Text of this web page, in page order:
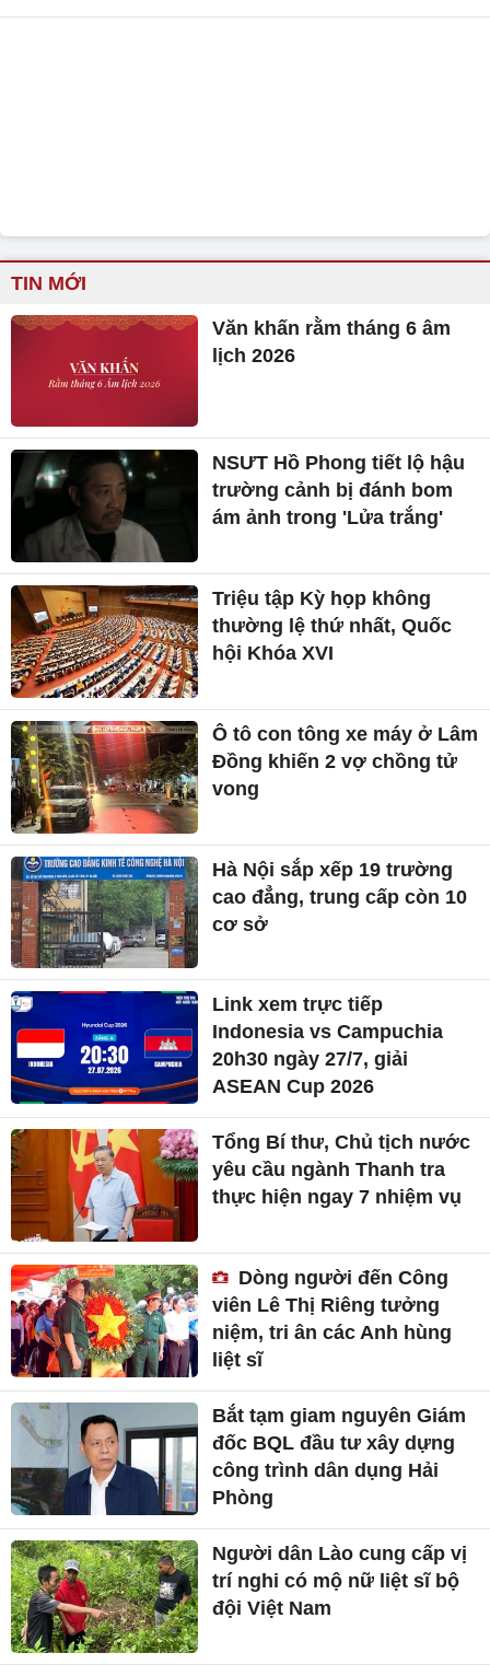
TIN MỚI
Văn khấn rằm tháng 6 âm
lịch 2026
NSƯT Hồ Phong tiết lộ hậu
trường cảnh bị đánh bom
ám ảnh trong 'Lửa trắng'
Triệu tập Kỳ họp không
thường lệ thứ nhất, Quốc
hội Khóa XVI
Ô tô con tông xe máy ở Lâm
Đồng khiến 2 vợ chồng tử
vong
Hà Nội sắp xếp 19 trường
cao đẳng, trung cấp còn 10
cơ sở
Link xem trực tiếp
Indonesia vs Campuchia
20h30 ngày 27/7, giải
ASEAN Cup 2026
Tổng Bí thư, Chủ tịch nước
yêu cầu ngành Thanh tra
thực hiện ngay 7 nhiệm vụ
Dòng người đến Công
viên Lê Thị Riêng tưởng
niệm, tri ân các Anh hùng
liệt sĩ
Bắt tạm giam nguyên Giám
đốc BQL đầu tư xây dựng
công trình dân dụng Hải
Phòng
Người dân Lào cung cấp vị
trí nghi có mộ nữ liệt sĩ bộ
đội Việt Nam